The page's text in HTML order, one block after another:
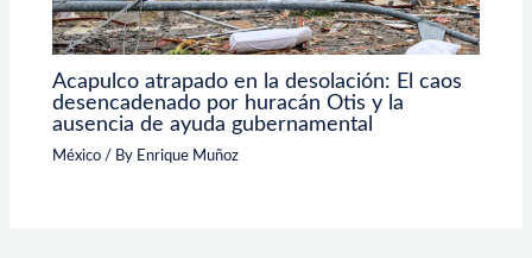
Acapulco atrapado en la desolación: El caos
desencadenado por huracán Otis y la
ausencia de ayuda gubernamental
México / By Enrique Muñoz